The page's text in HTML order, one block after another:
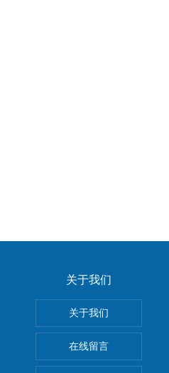
关于我们
关于我们
在线留言